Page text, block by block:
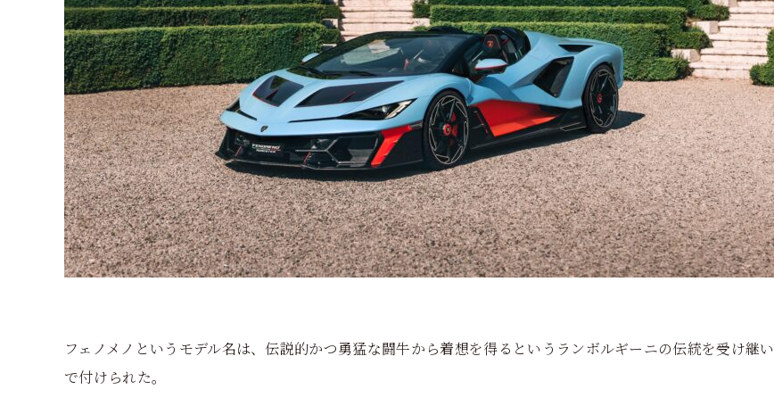
フェノメノというモデル名は、伝説的かつ勇猛な闘牛から着想を得るというランボルギーニの伝統を受け継い
で付けられた。